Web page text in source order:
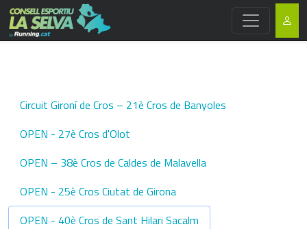
Circuit Gironí de Cros – 21è Cros de Banyoles
OPEN - 27è Cros d'Olot
OPEN – 38è Cros de Caldes de Malavella
OPEN - 25è Cros Ciutat de Girona
OPEN - 40è Cros de Sant Hilari Sacalm